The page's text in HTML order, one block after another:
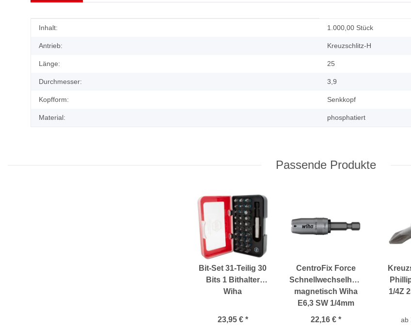
Produkteigenschaft
Wert
Inhalt: 1.000,00 Stück
Antrieb: Kreuzschlitz-H
Länge: 25
Durchmesser: 3,9
Kopfform: Senkkopf
Material: phosphatiert
Passende Produkte
Bit-Set 31-Teilig 30
Bits 1 Bithalter
Wiha
23,95 € *
CentroFix Force
Schnellwechselhalter
magnetisch Wiha
E6,3 SW 1/4mm
22,16 € *
1/4Z
ab